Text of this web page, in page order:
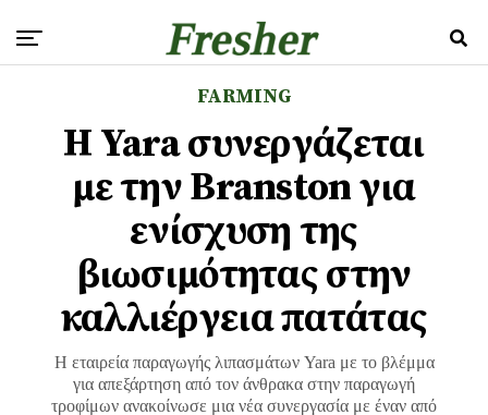
FARMING
Η Yara συνεργάζεται
με την Branston για
ενίσχυση της
βιωσιμότητας στην
καλλιέργεια πατάτας
Η εταιρεία παραγωγής λιπασμάτων Yara με το βλέμμα
για απεξάρτηση από τον άνθρακα στην παραγωγή
τροφίμων ανακοίνωσε μια νέα συνεργασία με έναν από